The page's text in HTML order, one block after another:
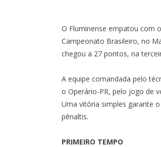
O Fluminense empatou com
Campeonato Brasileiro, no
chegou a 27 pontos, na
A equipe comandada pelo
o Operário-PR, pelo jogo de
Uma vitória simples garante
pênaltis.
PRIMEIRO TEMPO
COPA DO BRASIL
0 X 0
MARACANÃ